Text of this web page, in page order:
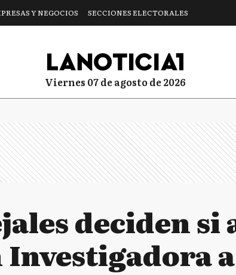
Y NEGOCIOS SECCIONES ELECTORALES
viernes 07 de agosto de 2026
deciden si
Investigadora